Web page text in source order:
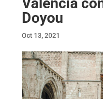
Doyou
Oct 13, 2021